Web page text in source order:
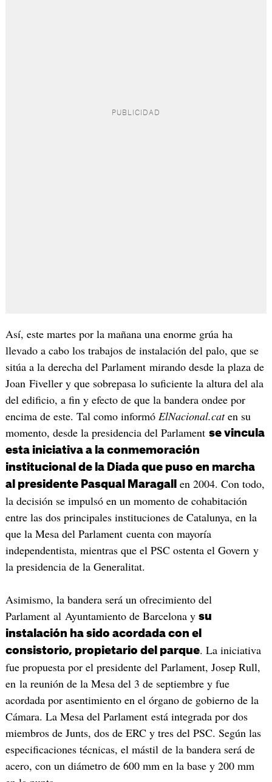
Así, este martes por la mañana una enorme grúa ha
llevado a cabo los trabajos de instalación del palo, que se
sitúa a la derecha del Parlament mirando desde la plaza de
Joan Fiveller y que sobrepasa lo suficiente la altura del ala
del edificio, a fin y efecto de que la bandera ondee por
encima de este. Tal como informó ElNacional.caten su
momento, desde la presidencia del Parlament se vincula
esta iniciativa a la conmemoración
institucional de la Diada que puso en marcha
al presidente Pasqual Maragall en 2004. Con todo,
la decisión se impulsó en un momento de cohabitación
entre las dos principales instituciones de Catalunya, en la
que la Mesa del Parlament cuenta con mayoría
independentista, mientras que el PSC ostenta el Govern y
la presidencia de la Generalitat.
Asimismo, la bandera será un ofrecimiento del
Parlament al Ayuntamiento de Barcelona y su
instalación ha sido acordada con el
consistorio, propietario del parque. La iniciativa
fue propuesta por el presidente del Parlament, Josep Rull,
en la reunión de la Mesa del 3 de septiembre y fue
acordada por asentimiento en el órgano de gobierno de la
Cámara. La Mesa del Parlament está integrada por dos
miembros de Junts, dos de ERC y tres del PSC. Según las
especificaciones técnicas, el mástil de la bandera será de
acero, con un diámetro de 600 mm en la base y 200 mm